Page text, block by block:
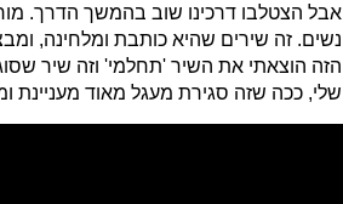
אבל הצטלבו דרכינו שוב בהמשך הדרך.
נשים. זה שירים שהיא כותבת ומלחינה,
הזה הוצאתי את השיר 'תחלמי' וזה שיר
שלי, ככה שזה סגירת מעגל מאוד מעניינת